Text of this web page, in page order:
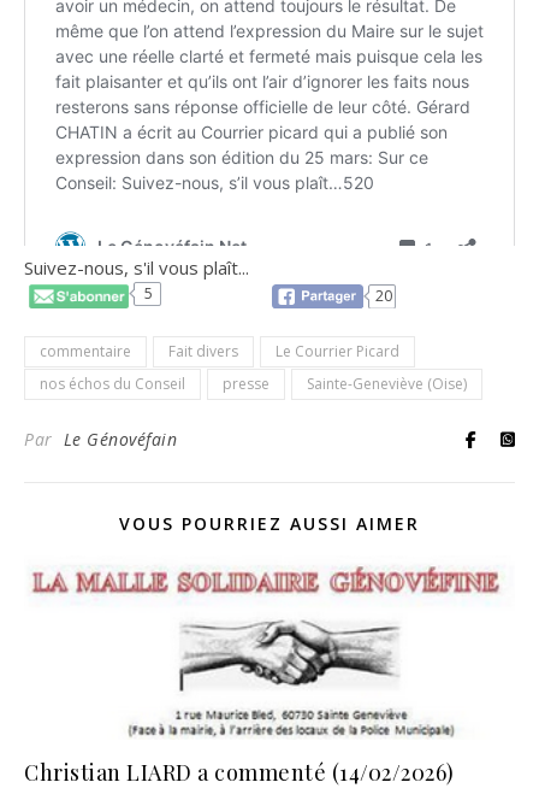
Suivez-nous, s'il vous plaît...
5 20
commentaire Fait divers
Le Courrier Picard
nos échos du Conseil
presse Sainte-Geneviève (Oise)
Par Le Génovéfain
VOUS POURRIEZ AUSSI AIMER
Christian LIARD a commenté (14/02/2026)